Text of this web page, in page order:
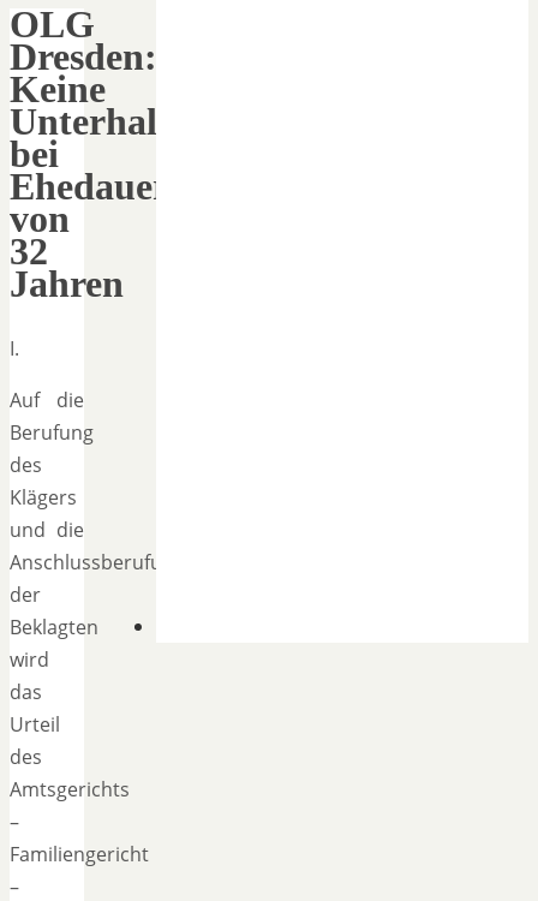
OLG
Dresden:
Keine
Unterhaltsbefristung
bei
Ehedauer
von
32
Jahren
I.
Auf die
Berufung
des
Klägers
und die
Anschlussberufung
der
Beklagten
wird
das
Urteil
des
Amtsgerichts
–
Familiengericht
–